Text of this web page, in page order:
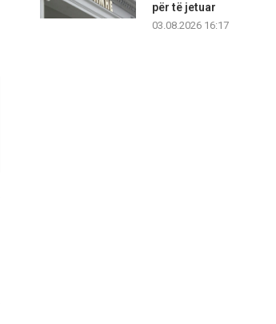
për të jetuar
03.08.2026 16:17